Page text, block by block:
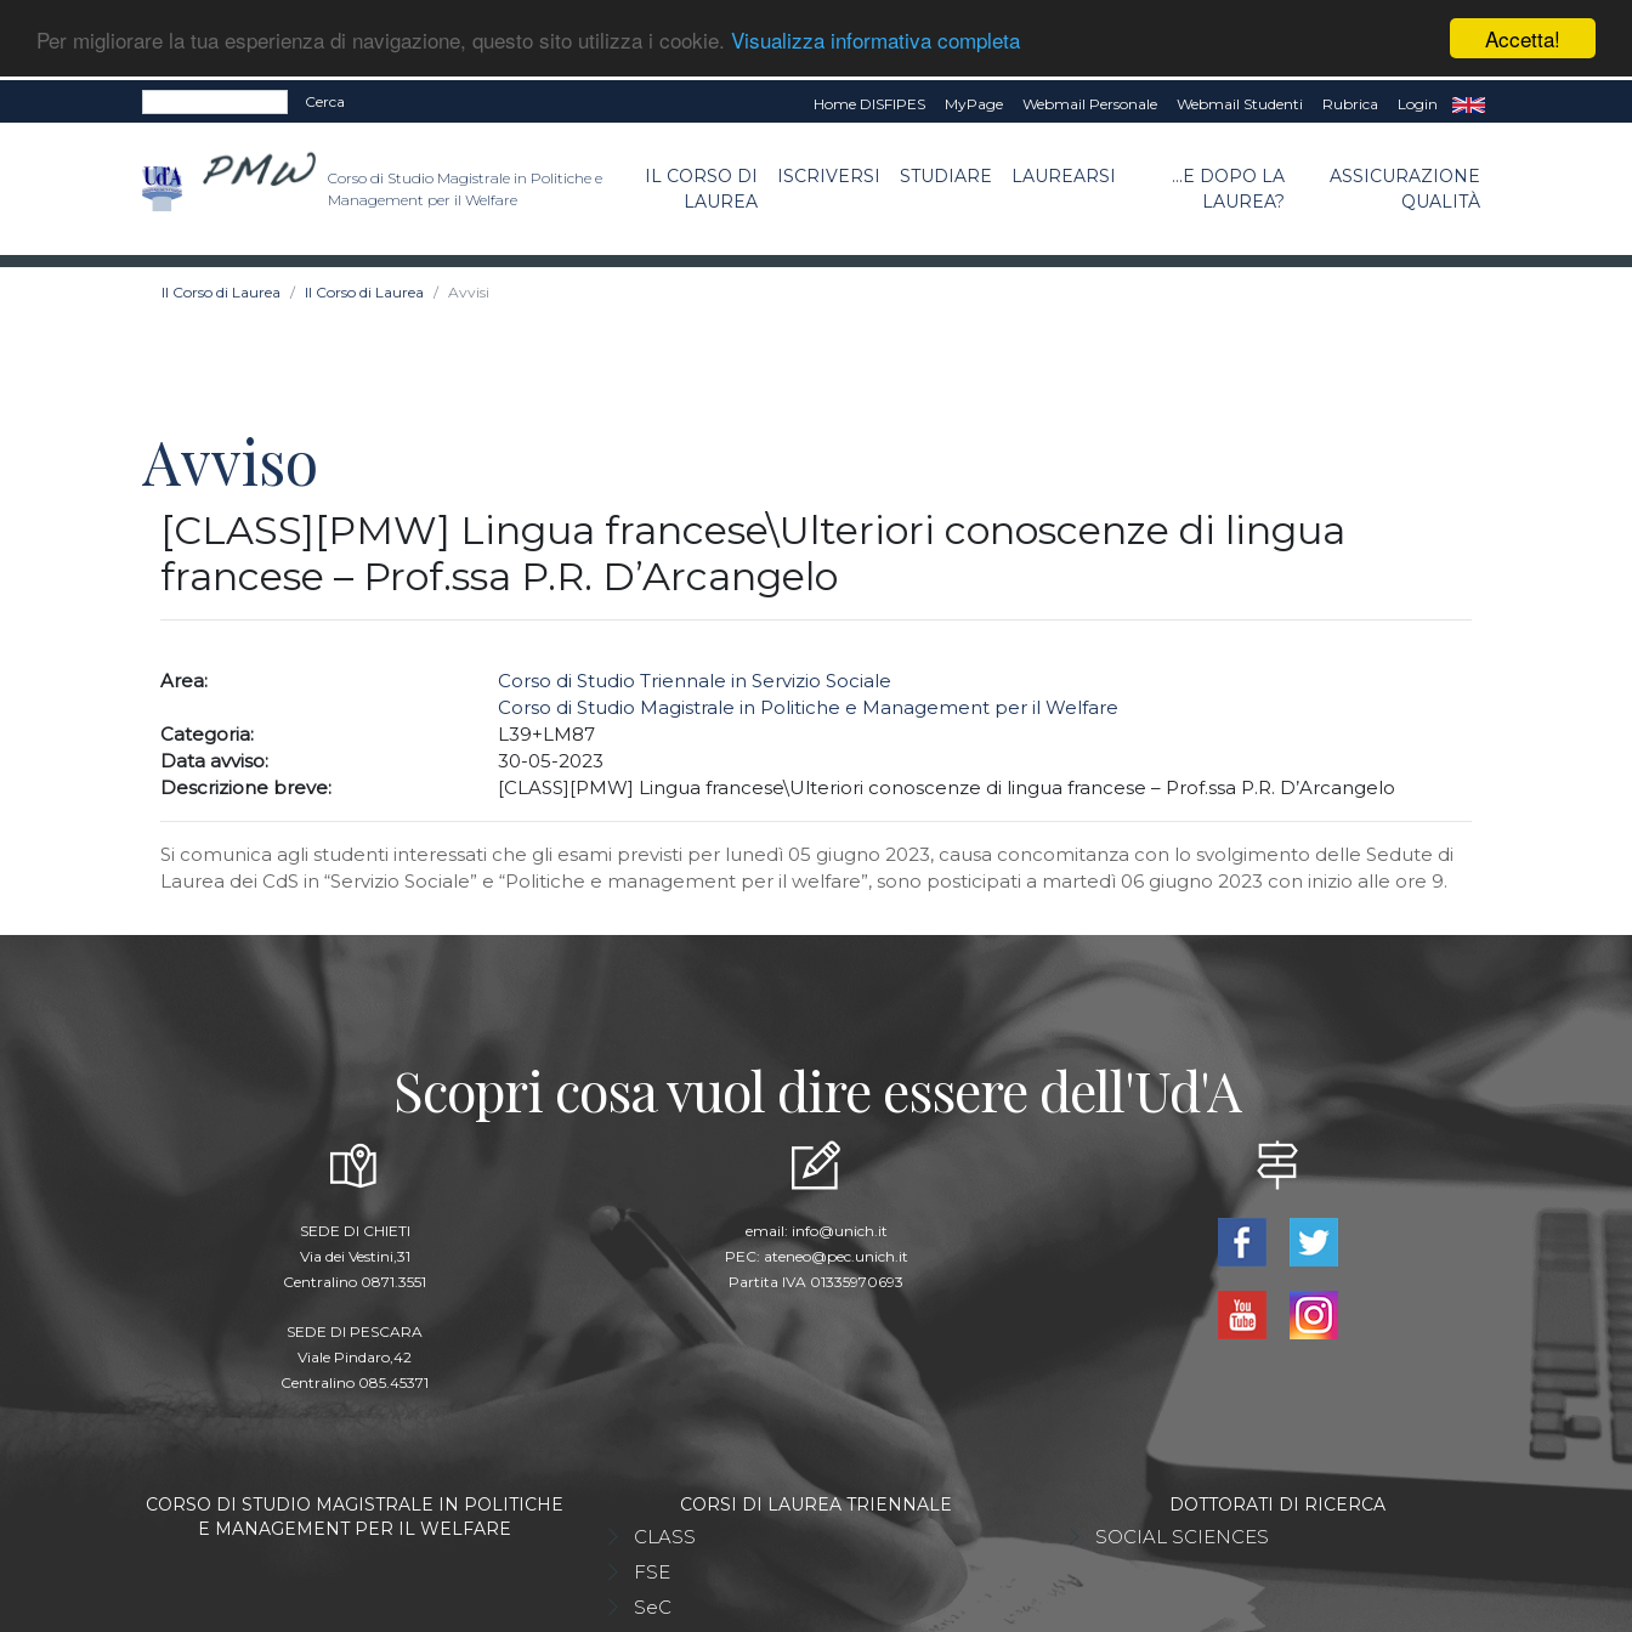
Accetta!
Per migliorare la tua esperienza di navigazione, questo sito utilizza i cookie. Visualizza informativa completa
Cerca Home DISFIPES MyPage Webmail Personale Webmail Studenti Rubrica Login
Corso di Studio Magistrale in Politiche e
Management per il Welfare
IL CORSO DI
LAUREA
ISCRIVERSI STUDIARE LAUREARSI
...E DOPO LA
LAUREA?
ASSICURAZIONE
QUALITÀ
Il Corso di Laurea Il Corso di Laurea Avvisi
Avviso
[CLASS][PMW] Lingua francese\Ulteriori conoscenze di lingua
francese – Prof.ssa P.R. D’Arcangelo
Area:
Corso di Studio Triennale in Servizio Sociale
Corso di Studio Magistrale in Politiche e Management per il Welfare
Categoria:
L39+LM87
Data avviso:
30-05-2023
Descrizione breve:
[CLASS][PMW] Lingua francese\Ulteriori conoscenze di lingua francese – Prof.ssa P.R. D’Arcangelo
Si comunica agli studenti interessati che gli esami previsti per lunedì 05 giugno 2023, causa concomitanza con lo svolgimento delle Sedute di
Laurea dei CdS in “Servizio Sociale” e “Politiche e management per il welfare”, sono posticipati a martedì 06 giugno 2023 con inizio alle ore 9.
Scopri cosa vuol dire essere dell'Ud'A
SEDE DI CHIETI
Via dei Vestini,31
Centralino 0871.3551
SEDE DI PESCARA
Viale Pindaro,42
Centralino 085.45371
email: info@unich.it
PEC: ateneo@pec.unich.it
Partita IVA 01335970693
CORSO DI STUDIO MAGISTRALE IN POLITICHE
E MANAGEMENT PER IL WELFARE
CORSI DI LAUREA TRIENNALE
CLASS
FSE
SeC
DOTTORATI DI RICERCA
SOCIAL SCIENCES